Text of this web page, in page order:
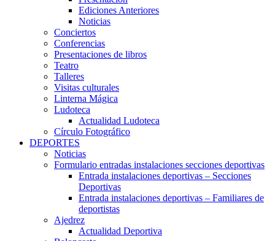
Ediciones Anteriores
Noticias
Conciertos
Conferencias
Presentaciones de libros
Teatro
Talleres
Visitas culturales
Linterna Mágica
Ludoteca
Actualidad Ludoteca
Círculo Fotográfico
DEPORTES
Noticias
Formulario entradas instalaciones secciones deportivas
Entrada instalaciones deportivas – Secciones
Deportivas
Entrada instalaciones deportivas – Familiares de
deportistas
Ajedrez
Actualidad Deportiva